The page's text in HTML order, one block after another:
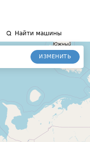
Найти машины
ИЗМЕНИТЬ